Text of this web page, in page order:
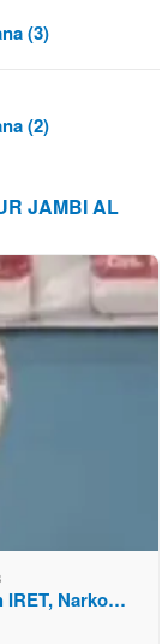
(3)
(2)
JAMBI AL
IRET, Narko…